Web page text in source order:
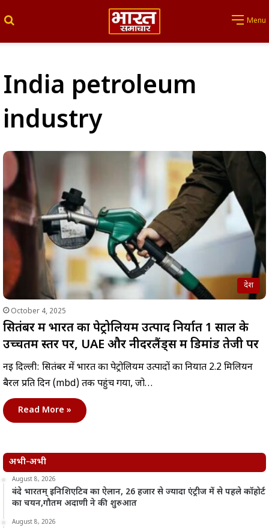
Menu
India petroleum
industry
देश
October 4, 2025
सितंबर में भारत का पेट्रोलियम उत्पाद निर्यात 1 साल के
उच्चतम स्तर पर, UAE और नीदरलैंड्स में डिमांड तेजी पर
नई दिल्ली: सितंबर में भारत का पेट्रोलियम उत्पादों का निर्यात 2.2 मिलियन
बैरल प्रति दिन (mbd) तक पहुंच गया, जो…
Read More »
अभी-अभी
August 8, 2026
वंदे भारतम् इनिशिएटिव का ऐलान, 26 हजार से ज्यादा एंट्रीज में से पहले कॉहोर्ट
का चयन,गौतम अदाणी ने की शुरुआत
August 8, 2026